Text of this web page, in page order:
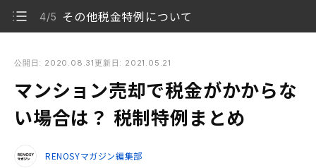
4/5 その他税金特例について
1/5 マンション売却でかかる税金とは
2/5 マンション売却で税金がかからない場合とは
3/5 譲渡所得の計算方法
公開日: 2020.08.31 更新日: 2021.05.21
マンション売却で税金がかからな
い場合は？ 税制特例まとめ
RENOSYマガジン編集部